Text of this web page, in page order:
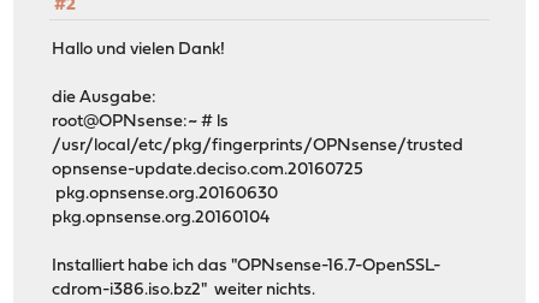
#2
Hallo und vielen Dank!
die Ausgabe:
root@OPNsense:~ # ls
/usr/local/etc/pkg/fingerprints/OPNsense/trusted
opnsense-update.deciso.com.20160725
pkg.opnsense.org.20160630
pkg.opnsense.org.20160104
Installiert habe ich das "OPNsense-16.7-OpenSSL-
cdrom-i386.iso.bz2" weiter nichts.